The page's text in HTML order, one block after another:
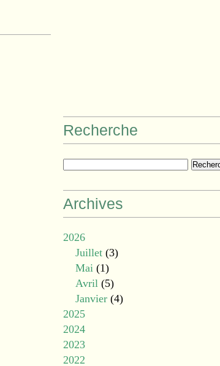
Recherche
Archives
2026
Juillet (3)
Mai (1)
Avril (5)
Janvier (4)
2025
2024
2023
2022